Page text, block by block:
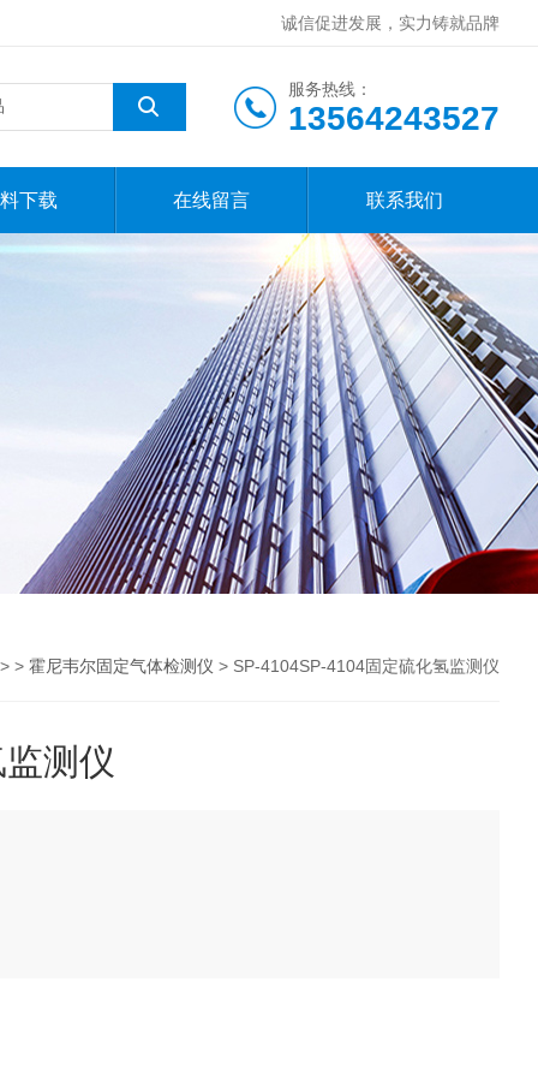
诚信促进发展，实力铸就品牌
服务热线：
13564243527
下载 在线留言 联系我们
> 霍尼韦尔固定气体检测仪 > SP-4104SP-4104固定硫化氢监测仪
测仪